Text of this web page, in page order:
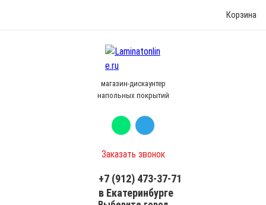
Корзина
магазин-дискаунтер
напольных покрытий
Заказать звонок
+7 (912) 473-37-71
в Екатеринбурге